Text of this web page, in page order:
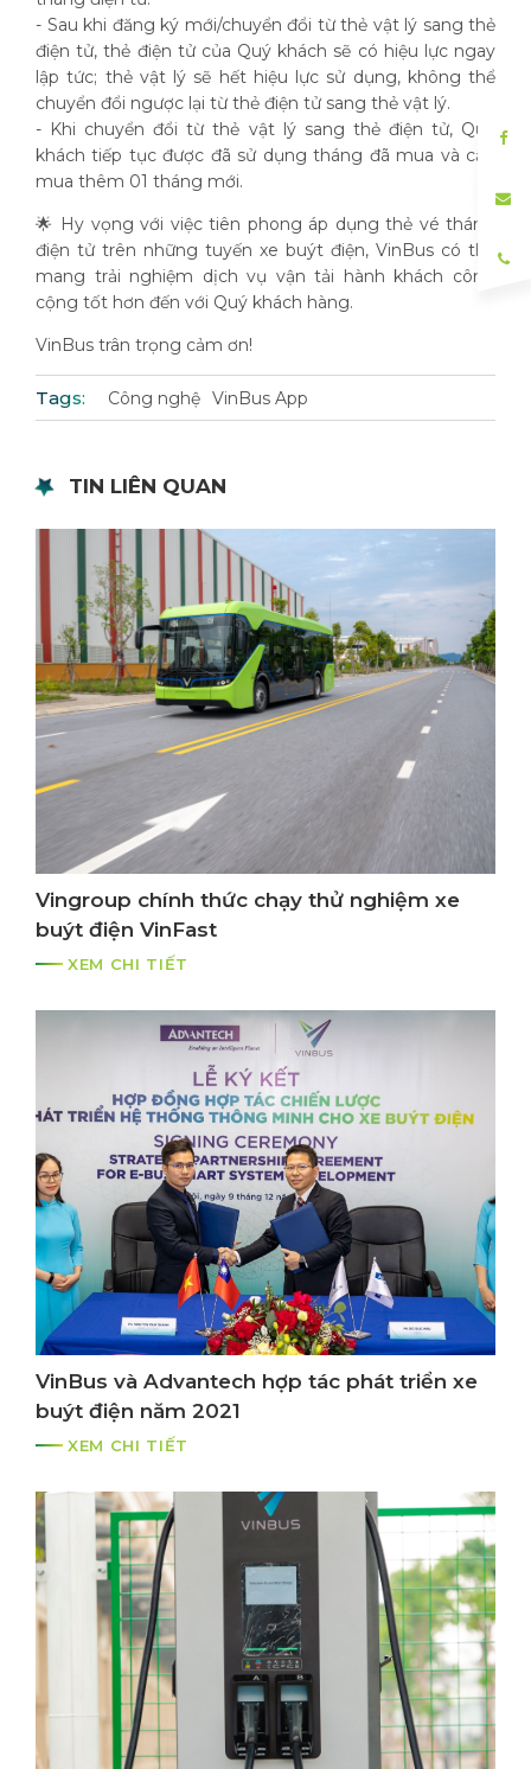
- Sau khi đăng ký mới/chuyển đổi từ thẻ vật lý sang thẻ
điện tử, thẻ điện tử của Quý khách sẽ có hiệu lực ngay
lập tức; thẻ vật lý sẽ hết hiệu lực sử dụng, không thể
chuyển đổi ngược lại từ thẻ điện tử sang thẻ vật lý.
- Khi chuyển đổi từ thẻ vật lý sang thẻ điện tử, Quý
khách tiếp tục được đã sử dụng tháng đã mua và cần
mua thêm 01 tháng mới.
🌟 Hy vọng với việc tiên phong áp dụng thẻ vé tháng
điện tử trên những tuyến xe buýt điện, VinBus có thể
mang trải nghiệm dịch vụ vận tải hành khách công
cộng tốt hơn đến với Quý khách hàng.
VinBus trân trọng cảm ơn!
Tags: Công nghệ VinBus App
TIN LIÊN QUAN
Vingroup chính thức chạy thử nghiệm xe
buýt điện VinFast
XEM CHI TIẾT
VinBus và Advantech hợp tác phát triển xe
buýt điện năm 2021
XEM CHI TIẾT